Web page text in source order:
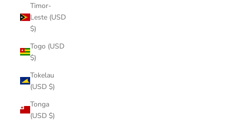
Timor-
Leste (USD
$)
Togo (USD
$)
Tokelau
(USD $)
Tonga
(USD $)